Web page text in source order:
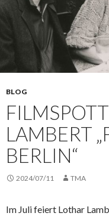
BLOG
LAMBERT
BERLIN“
2024/07/11 TMA
Im Juli feiert Lothar